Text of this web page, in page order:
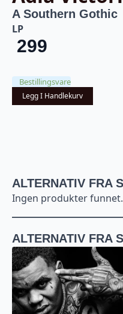
A Southern Gothic
LP
299
Bestillingsvare
Legg I Handlekurv
ALTERNATIV FRA
Ingen produkter funnet.
ALTERNATIV FRA